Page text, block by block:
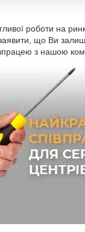
роботи на
що Ви
з нашою